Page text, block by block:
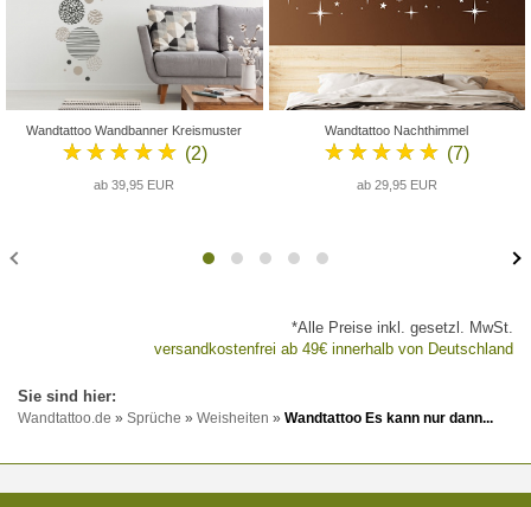
Wandtattoo Wandbanner Kreismuster
★★★★★ (2)
ab 39,95 EUR
Wandtattoo Nachthimmel
★★★★★ (7)
ab 29,95 EUR
*Alle Preise inkl. gesetzl. MwSt.
versandkostenfrei ab 49€ innerhalb von Deutschland
Wandtattoo.de » Sprüche » Weisheiten » Wandtattoo Es kann nur dann...